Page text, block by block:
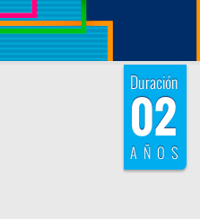
Duración
02
AÑOS